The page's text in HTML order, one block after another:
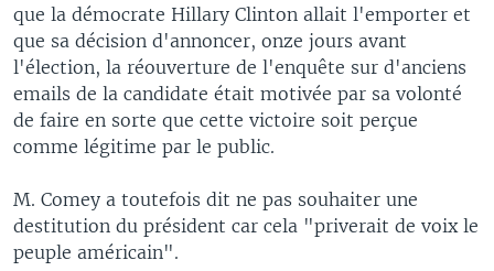
que la démocrate Hillary Clinton allait l'emporter et
que sa décision d'annoncer, onze jours avant
l'élection, la réouverture de l'enquête sur d'anciens
emails de la candidate était motivée par sa volonté
de faire en sorte que cette victoire soit perçue
comme légitime par le public.
M. Comey a toutefois dit ne pas souhaiter une
destitution du président car cela "priverait de voix le
peuple américain".